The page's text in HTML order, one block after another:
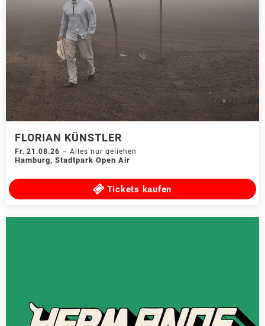
FLORIAN KÜNSTLER
Fr, 21.08.26 – Alles nur geliehen
Hamburg, Stadtpark Open Air
Tickets kaufen